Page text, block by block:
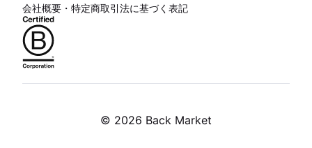
会社概要・特定商取引法に基づく表記
© 2026 Back Market